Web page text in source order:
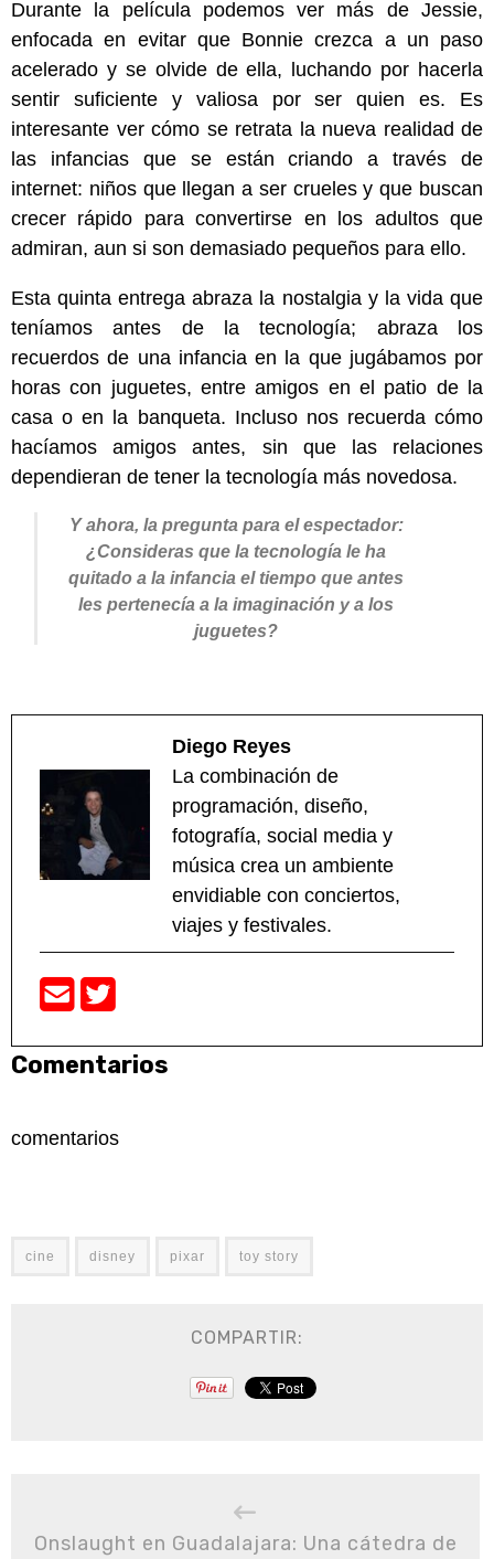
Durante la película podemos ver más de Jessie,
enfocada en evitar que Bonnie crezca a un paso
acelerado y se olvide de ella, luchando por hacerla
sentir suficiente y valiosa por ser quien es. Es
interesante ver cómo se retrata la nueva realidad de
las infancias que se están criando a través de
internet: niños que llegan a ser crueles y que buscan
crecer rápido para convertirse en los adultos que
admiran, aun si son demasiado pequeños para ello.
Esta quinta entrega abraza la nostalgia y la vida que
teníamos antes de la tecnología; abraza los
recuerdos de una infancia en la que jugábamos por
horas con juguetes, entre amigos en el patio de la
casa o en la banqueta. Incluso nos recuerda cómo
hacíamos amigos antes, sin que las relaciones
dependieran de tener la tecnología más novedosa.
Y ahora, la pregunta para el espectador:
¿Consideras que la tecnología le ha
quitado a la infancia el tiempo que antes
les pertenecía a la imaginación y a los
juguetes?
Diego Reyes
La combinación de
programación, diseño,
fotografía, social media y
música crea un ambiente
envidiable con conciertos,
viajes y festivales.
Comentarios
comentarios
cine disney pixar toy story
COMPARTIR:
Onslaught en Guadalajara: Una cátedra de